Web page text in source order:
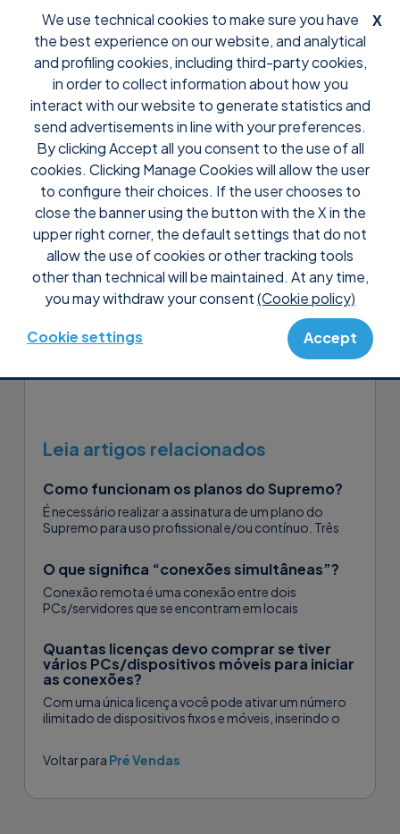
X
We use technical cookies to make sure you have
the best experience on our website, and analytical
and profiling cookies, including third-party cookies,
in order to collect information about how you
interact with our website to generate statistics and
send advertisements in line with your preferences.
By clicking Accept all you consent to the use of all
cookies. Clicking Manage Cookies will allow the user
to configure their choices. If the user chooses to
close the banner using the button with the X in the
upper right corner, the default settings that do not
allow the use of cookies or other tracking tools
other than technical will be maintained. At any time,
you may withdraw your consent(Cookie policy)
Cookie settings Accept
Support Perguntas frequentes Pré Vendas
Posso experimentar o
Supremo antes de comprá-lo?
Sim, os primeiros 21 dias de uso são
gratuitos também para fins profissionais
ou para a utilização continuada, e
nenhum registo ou assinatura é
Leia artigos relacionados
Como funcionam os planos do Supremo?
É necessário realizar a assinatura de um plano do
Supremo para uso profissional e/ou contínuo. Três
O que significa “conexões simultâneas”?
Conexão remota é uma conexão entre dois
PCs/servidores que se encontram em locais
conexões entre...
Quantas licenças devo comprar se tiver
vários PCs/dispositivos móveis para iniciar
as conexões?
Com uma única licença você pode ativar um número
ilimitado de dispositivos fixos e móveis, inserindo o
Voltar para Pré Vendas